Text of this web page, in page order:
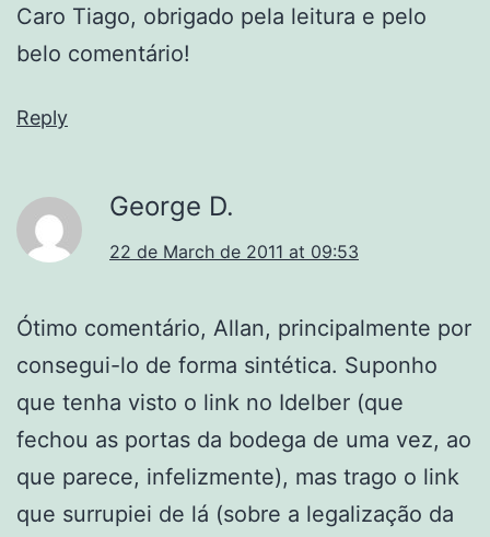
Caro Tiago, obrigado pela leitura e pelo
belo comentário!
Reply
George D.
22 de March de 2011 at 09:53
Ótimo comentário, Allan, principalmente por
consegui-lo de forma sintética. Suponho
que tenha visto o link no Idelber (que
fechou as portas da bodega de uma vez, ao
que parece, infelizmente), mas trago o link
que surrupiei de lá (sobre a legalização da